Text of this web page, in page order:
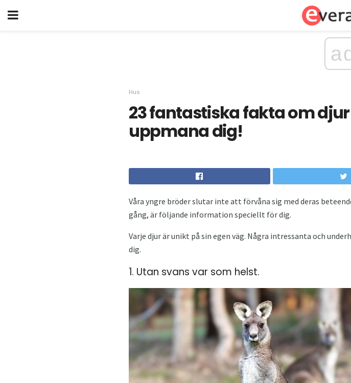
Hus
23 fantastiska fakta om
uppmana dig!
Våra yngre bröder slutar inte att förvåna sig med deras
gång, är följande information speciellt för dig.
Varje djur är unikt på sin egen väg. Några intressanta och
dig.
1. Utan svans var som helst.